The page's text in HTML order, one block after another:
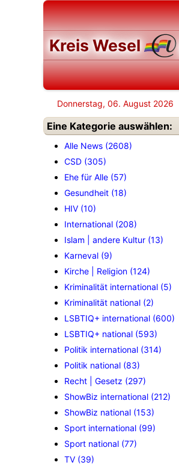
Kreis Wesel
Donnerstag, 06. August 2026
Eine Kategorie auswählen:
Alle News (2608)
CSD (305)
Ehe für Alle (57)
Gesundheit (18)
HIV (10)
International (208)
Islam | andere Kultur (13)
Karneval (9)
Kirche | Religion (124)
Kriminalität international (5)
Kriminalität national (2)
LSBTIQ+ international (600)
LSBTIQ+ national (593)
Politik international (314)
Politik national (83)
Recht | Gesetz (297)
ShowBiz international (212)
ShowBiz national (153)
Sport international (99)
Sport national (77)
TV (39)